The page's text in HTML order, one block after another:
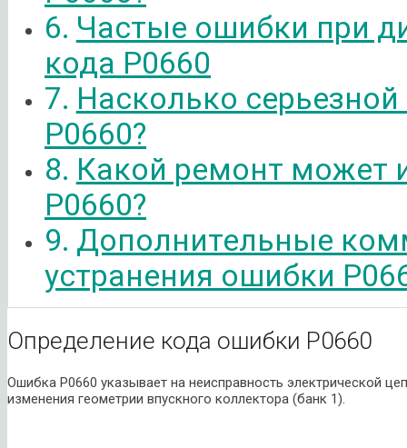
Частые ошибки при
кода P0660
Насколько
P0660?
Какой ремонт может
P0660?
Дополнительные
устранения ошибки
Определение кода ошибки P0660
Ошибка P0660 указывает на неисправность электрической
изменения геометрии впускного коллектора (банк 1).